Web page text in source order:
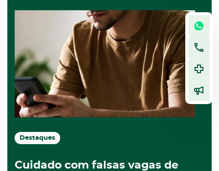
Destaques
Cuidado com falsas vagas de